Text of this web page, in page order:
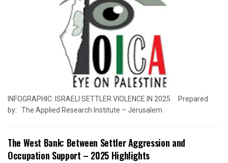
INFOGRAPHIC: ISRAELI SETTLER VIOLENCE IN 2025 Prepared
by: The Applied Research Institute – Jerusalem
The West Bank: Between Settler Aggression and
Occupation Support – 2025 Highlights